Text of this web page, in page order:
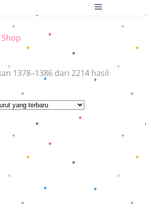
Shop
1378–1386 dari 2214 hasil
menurut
Baca selengkapnya